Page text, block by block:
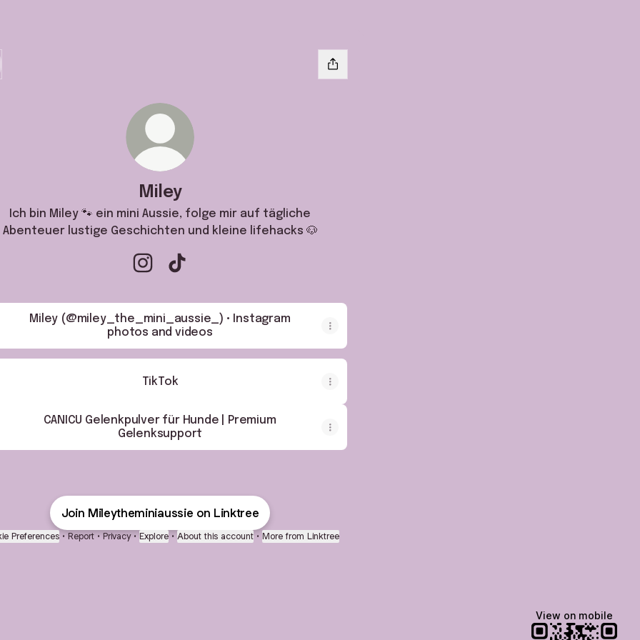
Miley
Ich bin Miley 🐾 ein mini Aussie, folge mir auf tägliche
Abenteuer lustige Geschichten und kleine lifehacks 🐶
Miley (@miley_the_mini_aussie_) • Instagram
photos and videos
TikTok
CANICU Gelenkpulver für Hunde | Premium
Gelenksupport
Join Mileytheminiaussie on Linktree
Preferences • Report • Privacy • Explore • About this account • More from Linktree
View on mobile